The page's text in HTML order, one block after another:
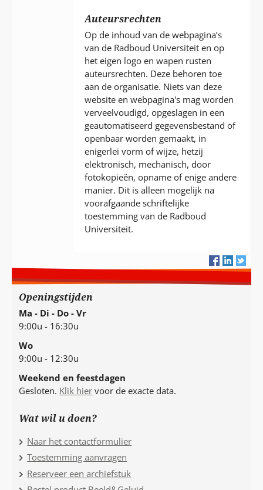
Auteursrechten
Op de inhoud van de webpagina’s
van de Radboud Universiteit en op
het eigen logo en wapen rusten
auteursrechten. Deze behoren toe
aan de organisatie. Niets van deze
website en webpagina's mag worden
verveelvoudigd, opgeslagen in een
geautomatiseerd gegevensbestand of
openbaar worden gemaakt, in
enigerlei vorm of wijze, hetzij
elektronisch, mechanisch, door
fotokopieën, opname of enige andere
manier. Dit is alleen mogelijk na
voorafgaande schriftelijke
toestemming van de Radboud
Universiteit.
Openingstijden
Ma - Di - Do - Vr
9:00u - 16:30u
Wo
9:00u - 12:30u
Weekend en feestdagen
Gesloten. Klik hier voor de exacte data.
Wat wil u doen?
Naar het contactformulier
Toestemming aanvragen
Reserveer een archiefstuk